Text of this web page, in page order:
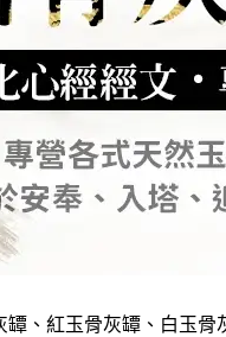
、紅玉骨灰罈、白玉